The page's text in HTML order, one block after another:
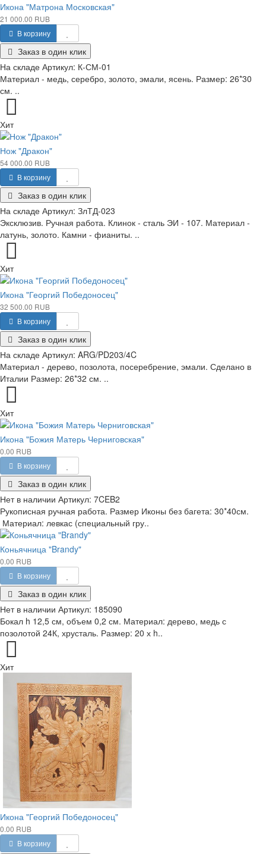
Икона "Матрона Московская"
21 000.00 RUB
В корзину
Заказ в один клик
На складе Артикул: К-СМ-01
Материал - медь, серебро, золото, эмали, ясень. Размер: 26*30
см. ..
Хит
Нож "Дракон"
54 000.00 RUB
В корзину
Заказ в один клик
На складе Артикул: ЗлТД-023
Эксклюзив. Ручная работа. Клинок - сталь ЭИ - 107. Материал -
латунь, золото. Камни - фианиты. ..
Хит
Икона "Георгий Победоносец"
32 500.00 RUB
В корзину
Заказ в один клик
На складе Артикул: ARG/PD203/4C
Материал - дерево, позолота, посеребрение, эмали. Сделано в
Италии Размер: 26*32 см. ..
Хит
Икона "Божия Матерь Черниговская"
0.00 RUB
В корзину
Заказ в один клик
Нет в наличии Артикул: 7CEB2
Рукописная ручная работа. Размер Иконы без багета: 30*40см.
Материал: левкас (специальный гру..
Коньячница "Brandy"
0.00 RUB
В корзину
Заказ в один клик
Нет в наличии Артикул: 185090
Бокал h 12,5 см, объем 0,2 см. Материал: дерево, медь с
позолотой 24К, хрусталь. Размер: 20 х h..
Хит
Икона "Георгий Победоносец"
0.00 RUB
В корзину